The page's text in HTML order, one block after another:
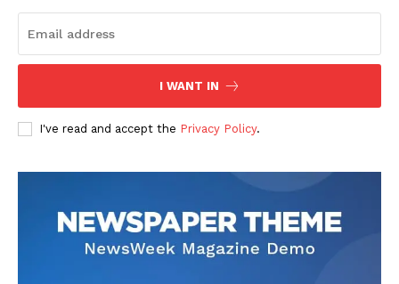
DOWNLOAD NOW
I WANT IN
I've read and accept the Privacy Policy.